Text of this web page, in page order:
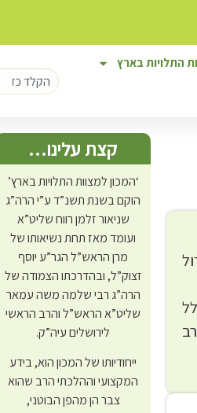
התלויות בארץ
קצת עלינו…
‘המכון למצוות התלויות בארץ’
הוקם בשנת תשנ”ד ע”י הרה”ג
שניאור זלמן רווח שליט”א
ועומד מאז תחת נשיאותו של
מרן הראש”ל הגר”ע יוסף
זצוק”ל, ובהדרכתו הצמודה של
הרה”ג רבי שלמה משה עמאר
שליט”א הראש”ל והרב הראשי
לירושלים עיה”ק.
ייחודיותו של המכון הוא, בידע
המקצועי וההלכתי הרב שהוא
צבר הן מהפן הבוטני,